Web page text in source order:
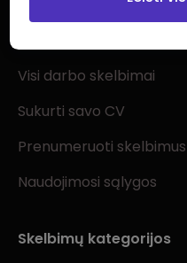
Visi darbo skelbimai
Sukurti savo CV
Prenumeruoti skelbimus
Naudojimosi sąlygos
Skelbimų kategorijos